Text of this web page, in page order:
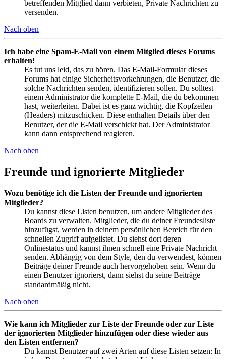
betreffenden Mitglied dann verbieten, Private Nachrichten zu
versenden.
Nach oben
Ich habe eine Spam-E-Mail von einem Mitglied dieses Forums
erhalten!
Es tut uns leid, das zu hören. Das E-Mail-Formular dieses
Forums hat einige Sicherheitsvorkehrungen, die Benutzer, die
solche Nachrichten senden, identifizieren sollen. Du solltest
einem Administrator die komplette E-Mail, die du bekommen
hast, weiterleiten. Dabei ist es ganz wichtig, die Kopfzeilen
(Headers) mitzuschicken. Diese enthalten Details über den
Benutzer, der die E-Mail verschickt hat. Der Administrator
kann dann entsprechend reagieren.
Nach oben
Freunde und ignorierte Mitglieder
Wozu benötige ich die Listen der Freunde und ignorierten
Mitglieder?
Du kannst diese Listen benutzen, um andere Mitglieder des
Boards zu verwalten. Mitglieder, die du deiner Freundesliste
hinzufügst, werden in deinem persönlichen Bereich für den
schnellen Zugriff aufgelistet. Du siehst dort deren
Onlinestatus und kannst ihnen schnell eine Private Nachricht
senden. Abhängig von dem Style, den du verwendest, können
Beiträge deiner Freunde auch hervorgehoben sein. Wenn du
einen Benutzer ignorierst, dann siehst du seine Beiträge
standardmäßig nicht.
Nach oben
Wie kann ich Mitglieder zur Liste der Freunde oder zur Liste
der ignorierten Mitglieder hinzufügen oder diese wieder aus
den Listen entfernen?
Du kannst Benutzer auf zwei Arten auf diese Listen setzen: In